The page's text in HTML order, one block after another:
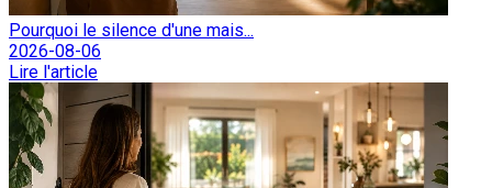
Pourquoi le silence d'une mais...
2026-08-06
Lire l'article